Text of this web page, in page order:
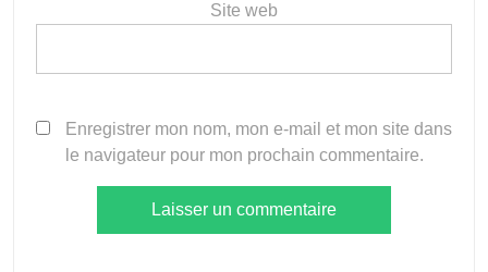
Site web
Enregistrer mon nom, mon e-mail et mon site dans
le navigateur pour mon prochain commentaire.